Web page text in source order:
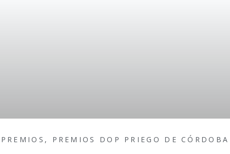
PREMIOS , PREMIOS DOP PRIEGO DE CÓRDOBA